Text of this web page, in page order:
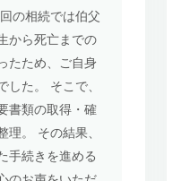
の相続では伯父
から死亡までの
たため、ご自身
した。 そこで、
書類の取得・確
理。 その結果、
手続きを進める